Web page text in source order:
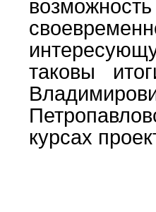
таковы
курсах